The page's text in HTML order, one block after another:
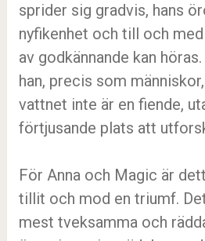
sprider sig gradvis, hans
nyfikenhet och till och
av godkännande kan
han, precis som
vattnet inte är en fiende,
förtjusande plats att
För Anna och Magic är
tillit och mod en triumf.
mest tveksamma och